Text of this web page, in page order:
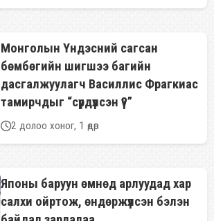
Монголын Үндэсний сагсан
бөмбөгийн шигшээ багийн
дасгалжуулагч Василлис Фрагкиас
тамирчдыг “сүрдүүлсэн үү?”
2 долоо хоног, 1 өдөр
Японы баруун өмнөд арлуудад хар
салхи ойртож, өндөржүүлсэн бэлэн